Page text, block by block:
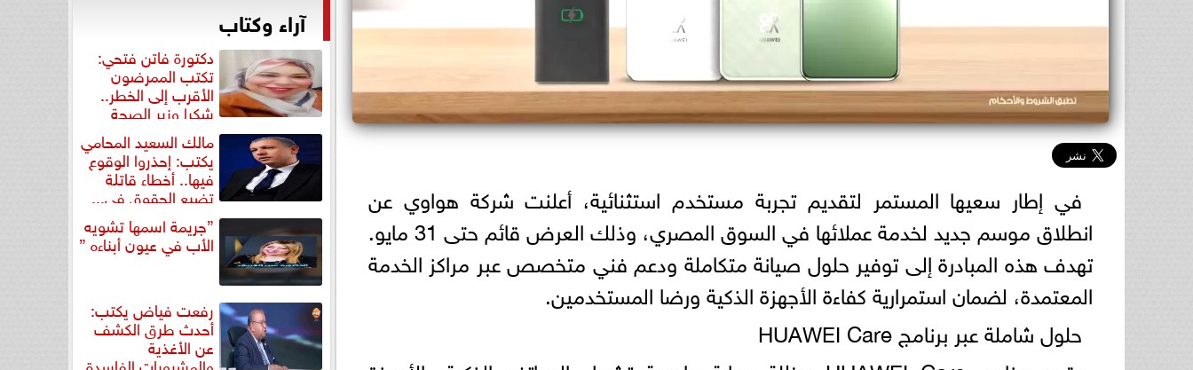
في إطار سعيها المستمر لتقديم تجربة مستخدم استثنائية، أعلنت شركة هواوي عن
انطلاق موسم جديد لخدمة عملائها في السوق المصري، وذلك العرض قائم حتى 31 مايو.
تهدف هذه المبادرة إلى توفير حلول صيانة متكاملة ودعم فني متخصص عبر مراكز الخدمة
المعتمدة، لضمان استمرارية كفاءة الأجهزة الذكية ورضا المستخدمين.
حلول شاملة عبر برنامج HUAWEI Care
آراء وكتاب
دكتورة فاتن فتحي:
تكتب الممرضون
الأقرب إلى الخطر..
شكرا وزير الصحة
لتكريم... مالك السعيد المحامي
يكتب: إحذروا الوقوع
فيها.. أخطاء قاتلة
تضيع الحقوق في...
”جريمة اسمها تشويه
الأب في عيون أبناءه ”
رفعت فياض يكتب:
أحدث طرق الكشف
عن الأغذية
والمشروبات الفاسدة